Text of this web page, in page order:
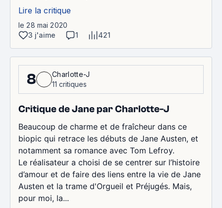
Lire la critique
le 28 mai 2020
3 j'aime
1 421
8
Charlotte-J
11 critiques
Critique de Jane par Charlotte-J
Beaucoup de charme et de fraîcheur dans ce
biopic qui retrace les débuts de Jane Austen, et
notamment sa romance avec Tom Lefroy.
Le réalisateur a choisi de se centrer sur l’histoire
d’amour et de faire des liens entre la vie de Jane
Austen et la trame d'Orgueil et Préjugés. Mais,
pour moi, la...